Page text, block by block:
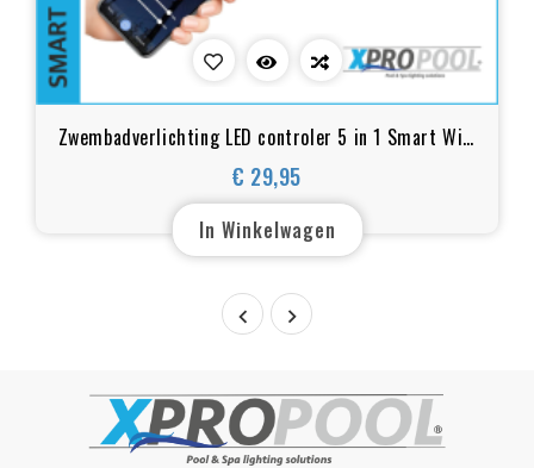
Zwembadverlichting LED controler 5 in 1 Smart WiFi
en Bluetooth voor RGB, RGBW, RGB+CCT, WW+CW,
CCT LED's
€ 29,95
Prijs
In Winkelwagen
 